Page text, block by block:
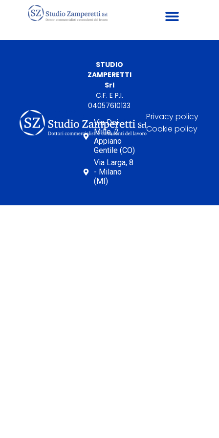
STUDIO
ZAMPERETTI
Srl
C.F. E P.I.
04057610133
Via Dei
Mille, 2
Appiano
Gentile (CO)
Via Larga, 8
- Milano
(MI)
Privacy policy
Cookie policy